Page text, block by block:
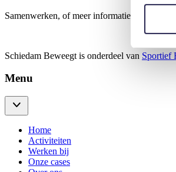
Samenwerken, of meer informatie over
Schiedam Beweegt is onderdeel van Sportief
Menu
Home
Activiteiten
Werken bij
Onze cases